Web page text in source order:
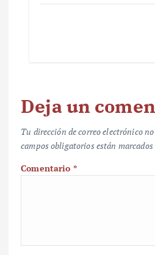
Deja un
Tu dirección de correo electrónico
campos obligatorios están marcados
Comentario *